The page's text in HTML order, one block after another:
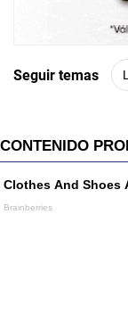
Seguir temas